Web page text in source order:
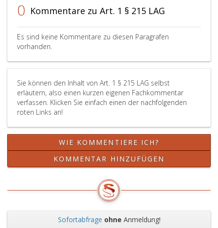
0 Kommentare zu Art. 1 § 215 LAG
Es sind keine Kommentare zu diesen Paragrafen
vorhanden.
Sie können den Inhalt von Art. 1 § 215 LAG selbst
erläutern, also einen kurzen eigenen Fachkommentar
verfassen. Klicken Sie einfach einen der nachfolgenden
roten Links an!
WIE KOMMENTIERE ICH?
KOMMENTAR HINZUFÜGEN
Sofortabfrage ohne Anmeldung!